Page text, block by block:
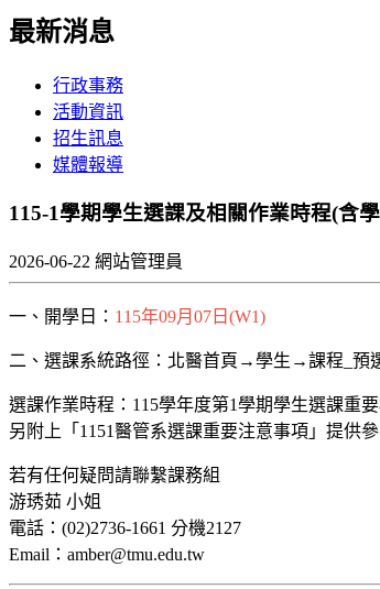
最新消息
行政事務
活動資訊
招生訊息
媒體報導
115-1學期學生選課及相關作業時程(含
2026-06-22 網站管理員
一、開學日： 115年09月07日(W1)
二、選課系統路徑：北醫首頁→學生→課程_預
選課作業時程：115學年度第1學期學生選課重
另附上「1151醫管系選課重要注意事項」提供
若有任何疑問請聯繫課務組
游琇茹 小姐
電話：(02)2736-1661 分機2127
Email：amber@tmu.edu.tw